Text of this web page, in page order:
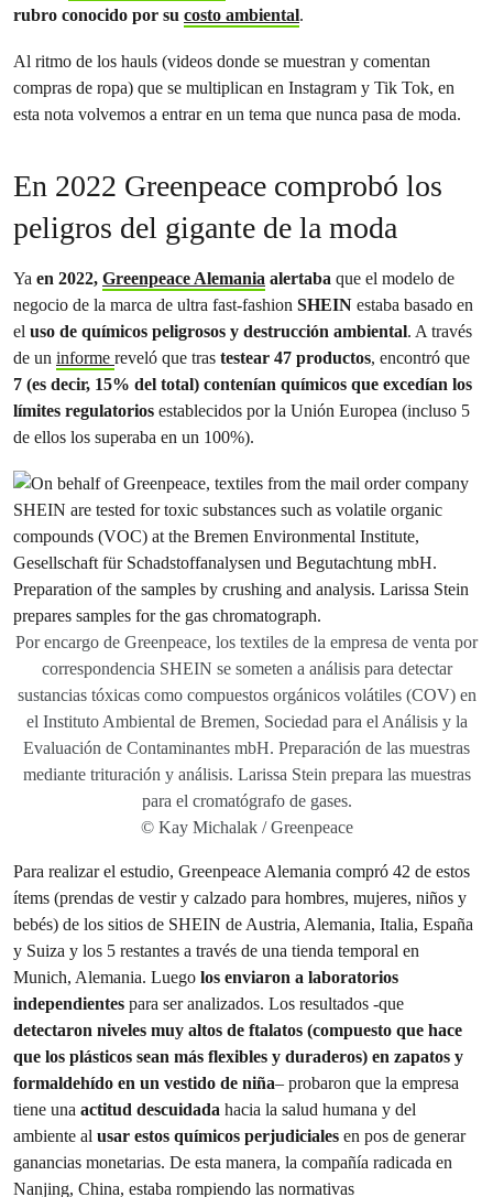
rubro conocido por su costo ambiental.
Al ritmo de los hauls (videos donde se muestran y comentan
compras de ropa) que se multiplican en Instagram y Tik Tok, en
esta nota volvemos a entrar en un tema que nunca pasa de moda.
En 2022 Greenpeace comprobó los
peligros del gigante de la moda
Ya en 2022, Greenpeace Alemania alertaba que el modelo de
negocio de la marca de ultra fast-fashion SHEIN estaba basado en
el uso de químicos peligrosos y destrucción ambiental. A través
de un informe reveló que tras testear 47 productos, encontró que
7 (es decir, 15% del total) contenían químicos que excedían los
límites regulatorios establecidos por la Unión Europea (incluso 5
de ellos los superaba en un 100%).
Por encargo de Greenpeace, los textiles de la empresa de venta por
correspondencia SHEIN se someten a análisis para detectar
sustancias tóxicas como compuestos orgánicos volátiles (COV) en
el Instituto Ambiental de Bremen, Sociedad para el Análisis y la
Evaluación de Contaminantes mbH. Preparación de las muestras
mediante trituración y análisis. Larissa Stein prepara las muestras
para el cromatógrafo de gases.
© Kay Michalak / Greenpeace
Para realizar el estudio, Greenpeace Alemania compró 42 de estos
ítems (prendas de vestir y calzado para hombres, mujeres, niños y
bebés) de los sitios de SHEIN de Austria, Alemania, Italia, España
y Suiza y los 5 restantes a través de una tienda temporal en
Munich, Alemania. Luego los enviaron a laboratorios
independientes para ser analizados. Los resultados -que
detectaron niveles muy altos de ftalatos (compuesto que hace
que los plásticos sean más flexibles y duraderos) en zapatos y
formaldehído en un vestido de niña– probaron que la empresa
tiene una actitud descuidada hacia la salud humana y del
ambiente al usar estos químicos perjudiciales en pos de generar
ganancias monetarias. De esta manera, la compañía radicada en
Nanjing, China, estaba rompiendo las normativas